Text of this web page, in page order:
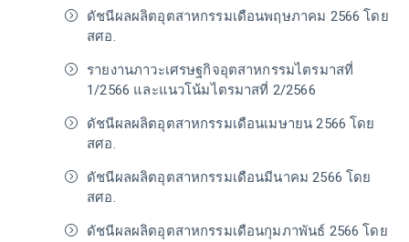
ดัชนีผลผลิตอุตสาหกรรมเดือนพฤษภาคม 2566 โดย
สศอ.
รายงานภาวะเศรษฐกิจอุตสาหกรรมไตรมาสที่
1/2566 และแนวโน้มไตรมาสที่ 2/2566
ดัชนีผลผลิตอุตสาหกรรมเดือนเมษายน 2566 โดย
สศอ.
ดัชนีผลผลิตอุตสาหกรรมเดือนมีนาคม 2566 โดย
สศอ.
ดัชนีผลผลิตอุตสาหกรรมเดือนกุมภาพันธ์ 2566 โดย